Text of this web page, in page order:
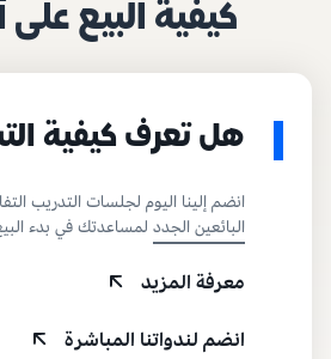
كيفية البيع على
هل تعرف كيفية
انضم إلينا اليوم لجلسات التدريب
البائعين الجدد لمساعدتك في بدء
معرفة المزيد
انضم لندواتنا المباشرة